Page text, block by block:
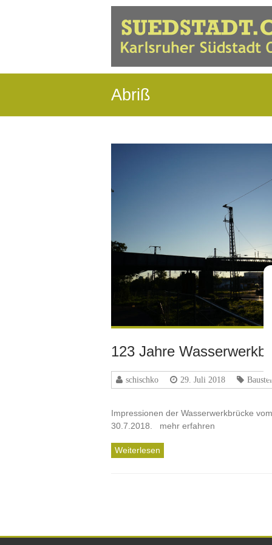
Abriß
123 Jahre
schischko 29. Juli 2018
Impressionen der Wasserwerkbrücke
30.7.2018. mehr erfahren
Weiterlesen